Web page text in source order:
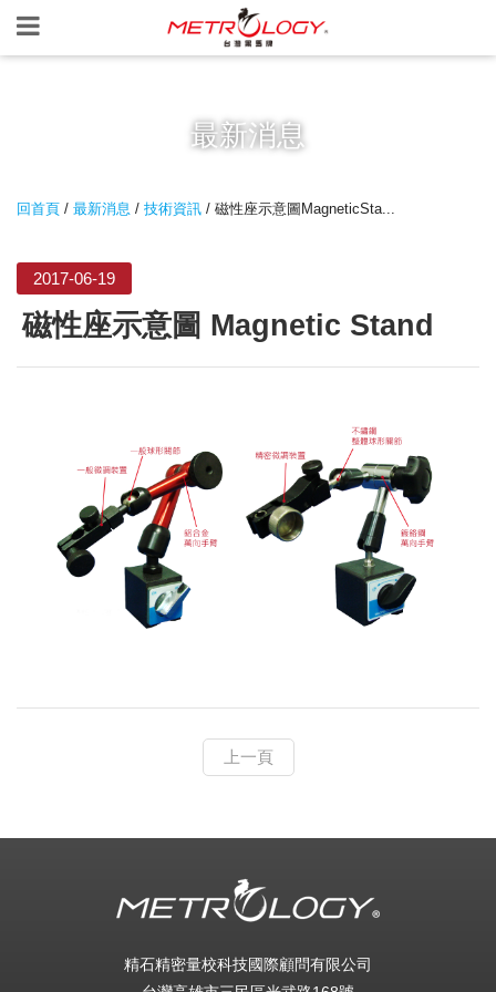
最新消息
回首頁 / 最新消息 / 技術資訊 / 磁性座示意圖MagneticSta...
2017-06-19
磁性座示意圖 Magnetic Stand
上一頁
精石精密量校科技國際顧問有限公司